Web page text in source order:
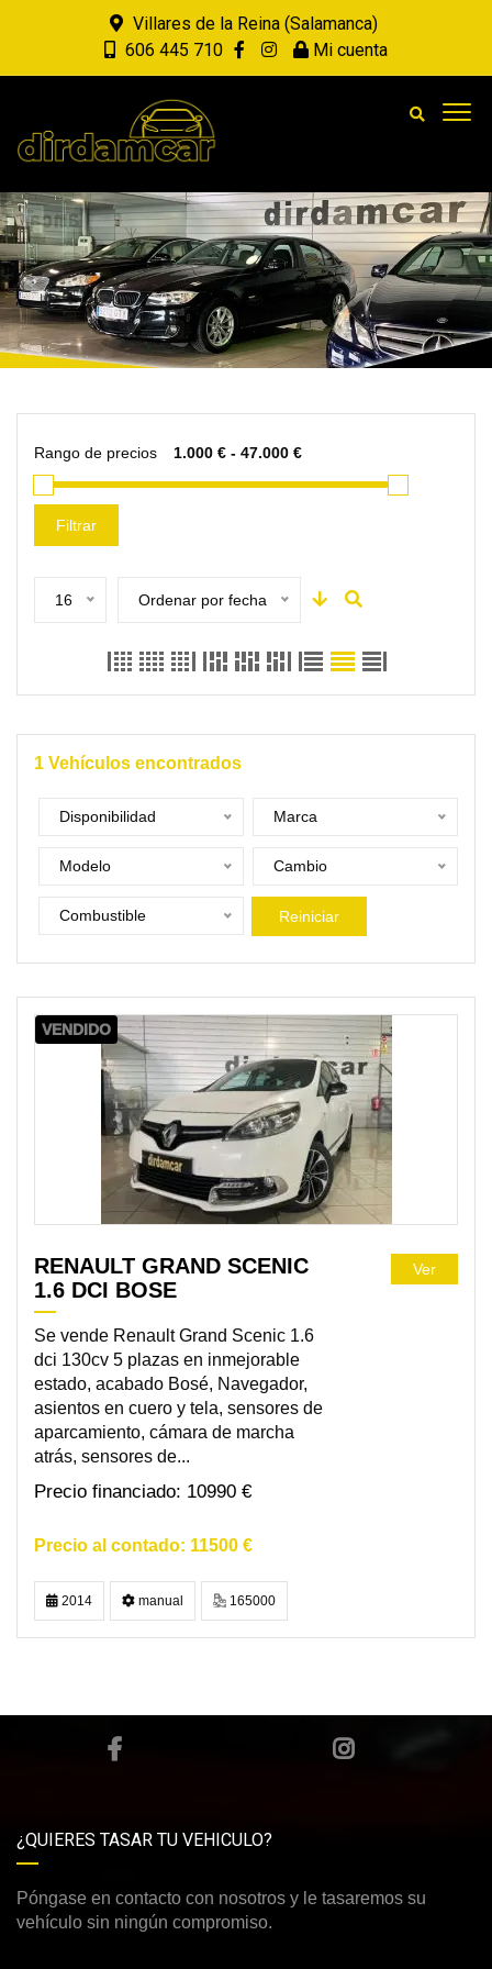
Villares de la Reina (Salamanca)
606 445 710
Mi cuenta
Rango de precios
Filtrar
16 Ordenar por fecha
1 Vehículos encontrados
Disponibilidad Marca
Modelo Cambio
Combustible Reiniciar
VENDIDO
RENAULT GRAND SCENIC
1.6 DCI BOSE
Se vende Renault Grand Scenic 1.6
dci 130cv 5 plazas en inmejorable
estado, acabado Bosé, Navegador,
asientos en cuero y tela, sensores de
aparcamiento, cámara de marcha
atrás, sensores de...
10990 €
11500 €
Ver
2014 manual 165000
¿QUIERES TASAR TU VEHICULO?
Póngase en contacto con nosotros y le tasaremos su
vehículo sin ningún compromiso.